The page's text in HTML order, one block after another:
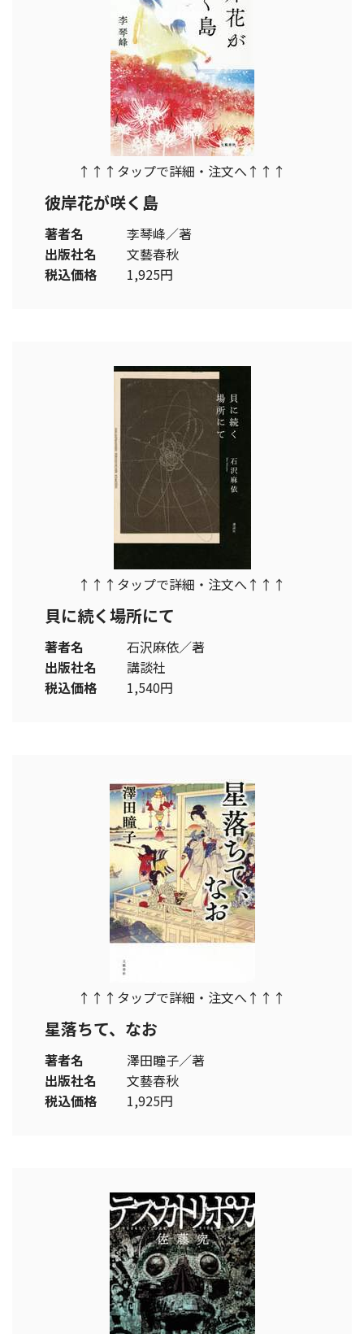
↑↑↑タップで詳細・注文へ↑↑↑
彼岸花が咲く島
著者名
李琴峰／著
出版社名
文藝春秋
税込価格
1,925円
↑↑↑タップで詳細・注文へ↑↑↑
貝に続く場所にて
著者名
石沢麻依／著
出版社名
講談社
税込価格
1,540円
↑↑↑タップで詳細・注文へ↑↑↑
星落ちて、なお
著者名
澤田瞳子／著
出版社名
文藝春秋
税込価格
1,925円